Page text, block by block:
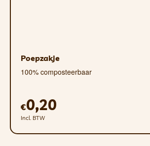
Poepzakje
100% composteerbaar
€0,20
Incl. BTW